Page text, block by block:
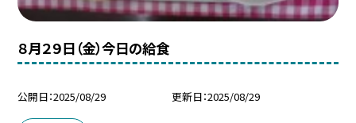
８月２９日（金）今日の給食
公開日 2025/08/29 更新日 2025/08/29